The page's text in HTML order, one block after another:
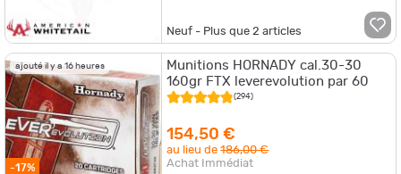
Neuf - Plus que2 articles
ajouté il y a 16 heures
-17%
Munitions HORNADY cal.30-30
160gr FTX leverevolution par 60
(294)
154,50 €
au lieu de186,00 €
Achat Immédiat